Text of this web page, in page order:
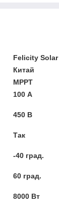
Felicity Solar
Китай
MPPT
100 А
450 В
Так
-40 град.
60 град.
8000 Вт